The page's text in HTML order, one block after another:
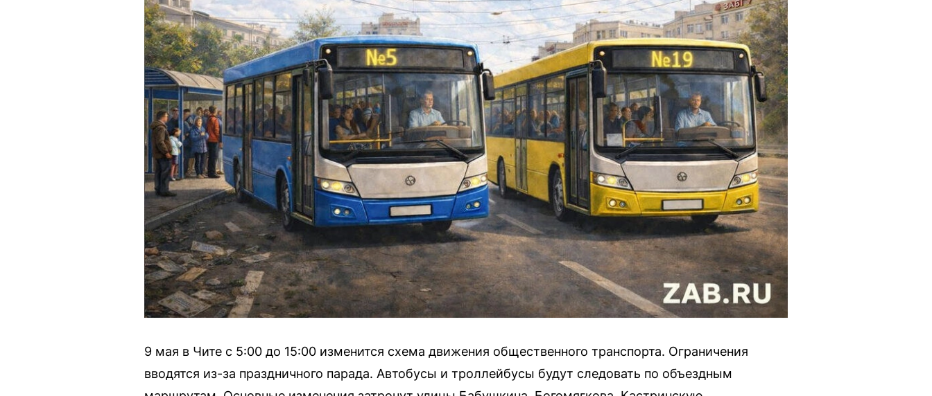
9 мая в Чите с 5:00 до 15:00 изменится схема движения общественного транспорта. Ограничения
вводятся из-за праздничного парада. Автобусы и троллейбусы будут следовать по объездным